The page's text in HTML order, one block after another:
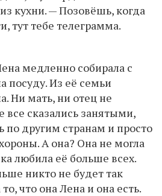
кухни. — Позовёшь, когда
тут тебе телеграмма.
медленно собирала с
посуду. Из её семьи
Ни мать, ни отец не
все сказались занятыми,
по другим странам и просто
А она? Она не могла
любила её больше всех.
никто не будет так
что она Лена и она есть.